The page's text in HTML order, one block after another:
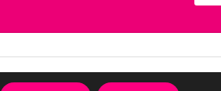
Contact Se connecter Confidentialité